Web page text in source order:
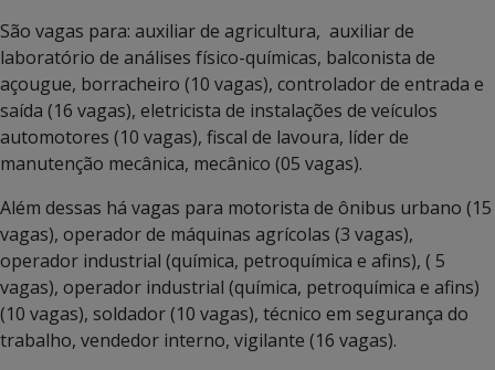
São vagas para: auxiliar de agricultura, auxiliar de
laboratório de análises físico-químicas, balconista de
açougue, borracheiro (10 vagas), controlador de entrada e
saída (16 vagas), eletricista de instalações de veículos
automotores (10 vagas), fiscal de lavoura, líder de
manutenção mecânica, mecânico (05 vagas).
Além dessas há vagas para motorista de ônibus urbano (15
vagas), operador de máquinas agrícolas (3 vagas),
operador industrial (química, petroquímica e afins), ( 5
vagas), operador industrial (química, petroquímica e afins)
(10 vagas), soldador (10 vagas), técnico em segurança do
trabalho, vendedor interno, vigilante (16 vagas).